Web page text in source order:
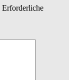
Erforderliche